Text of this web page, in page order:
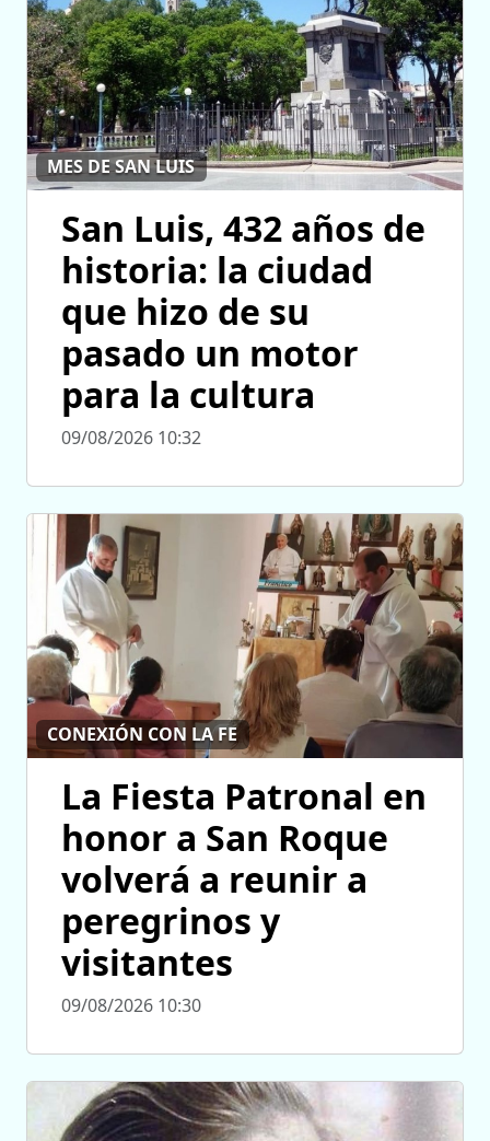
MES DE SAN LUIS
San Luis, 432 años de
historia: la ciudad
que hizo de su
pasado un motor
para la cultura
09/08/2026 10:32
CONEXIÓN CON LA FE
La Fiesta Patronal en
honor a San Roque
volverá a reunir a
peregrinos y
visitantes
09/08/2026 10:30